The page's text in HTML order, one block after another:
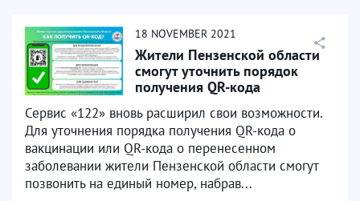
18 NOVEMBER 2021
Жители Пензенской области
смогут уточнить порядок
получения QR-кода
Сервис «122» вновь расширил свои возможности.
Для уточнения порядка получения QR-кода о
вакцинации или QR-кода о перенесенном
заболевании жители Пензенской области смогут
позвонить на единый номер, набрав...